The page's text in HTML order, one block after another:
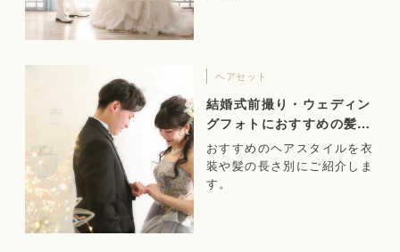
ヘアセット
結婚式前撮り・ウェディン
グフォトにおすすめの髪
型！
おすすめのヘアスタイルを衣
装や髪の長さ別にご紹介しま
す。